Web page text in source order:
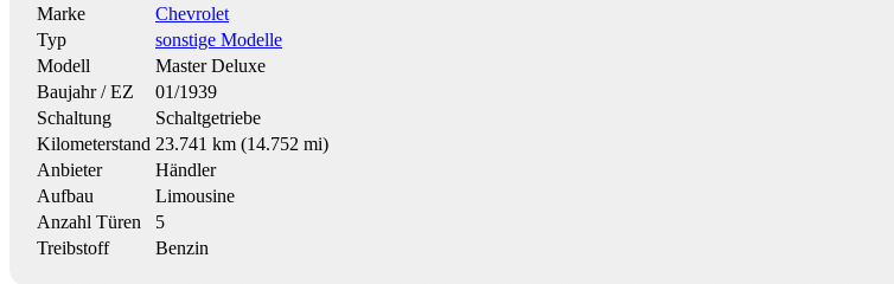
Marke
Chevrolet
Typ
sonstige Modelle
Modell
Master Deluxe
Baujahr / EZ
01/1939
Schaltung
Schaltgetriebe
Kilometerstand 23.741 km (14.752 mi)
Anbieter
Händler
Aufbau
Limousine
Anzahl Türen
5
Treibstoff
Benzin